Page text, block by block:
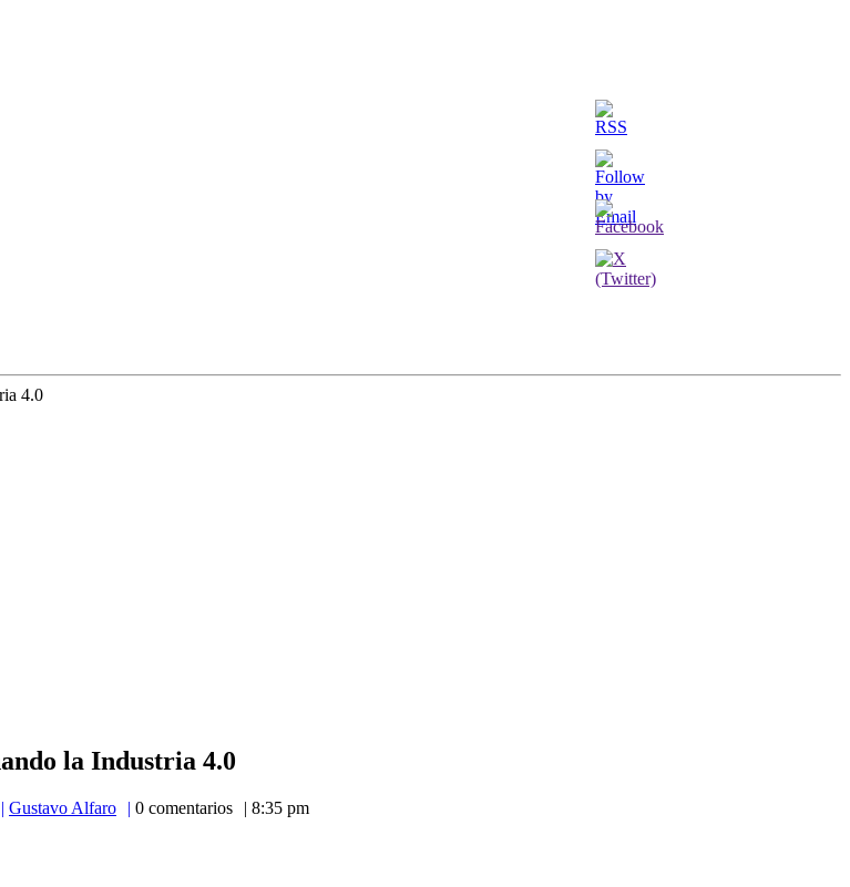
4.0
la Industria 4.0
abril
Gustavo Alfaro
Gustavo
0 comentarios
8:35 pm